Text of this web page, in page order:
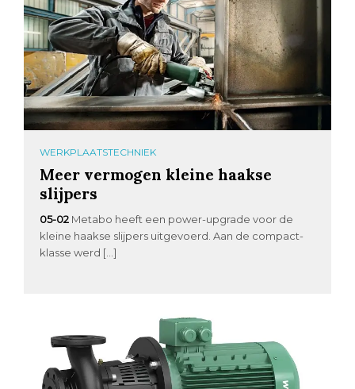
WERKPLAATSTECHNIEK
Meer vermogen kleine haakse
slijpers
05-02 Metabo heeft een power-upgrade voor de
kleine haakse slijpers uitgevoerd. Aan de compact-
klasse werd […]